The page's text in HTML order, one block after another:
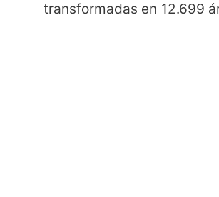
transformadas en 12.699